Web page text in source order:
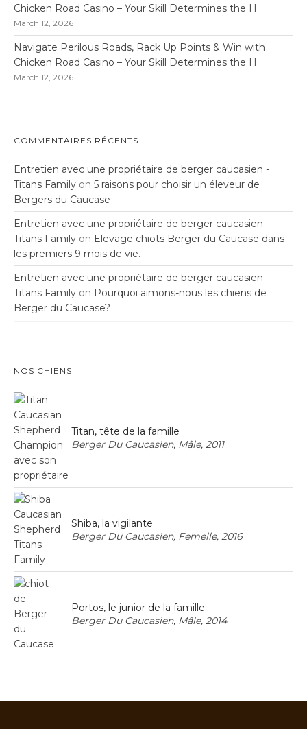
Chicken Road Casino – Your Skill Determines the H
March 12, 2026
Navigate Perilous Roads, Rack Up Points & Win with
Chicken Road Casino – Your Skill Determines the H
March 12, 2026
COMMENTAIRES RÉCENTS
Entretien avec une propriétaire de berger caucasien -
Titans Family on 5 raisons pour choisir un éleveur de
Bergers du Caucase
Entretien avec une propriétaire de berger caucasien -
Titans Family on Elevage chiots Berger du Caucase dans
les premiers 9 mois de vie.
Entretien avec une propriétaire de berger caucasien -
Titans Family on Pourquoi aimons-nous les chiens de
Berger du Caucase?
NOS CHIENS
Titan, tête de la famille
Berger Du Caucasien, Mâle, 2011
Shiba, la vigilante
Berger Du Caucasien, Femelle, 2016
Portos, le junior de la famille
Berger Du Caucasien, Mâle, 2014